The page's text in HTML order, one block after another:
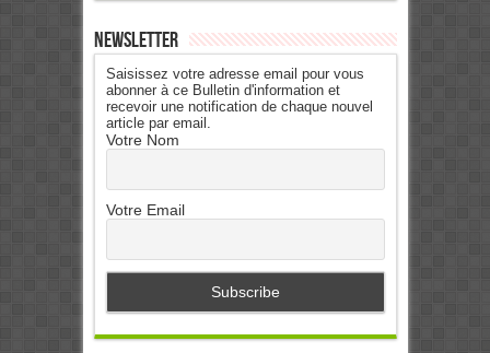
Newsletter
Saisissez votre adresse email pour vous
abonner à ce Bulletin d'information et
recevoir une notification de chaque nouvel
article par email.
Votre Nom
Votre Email